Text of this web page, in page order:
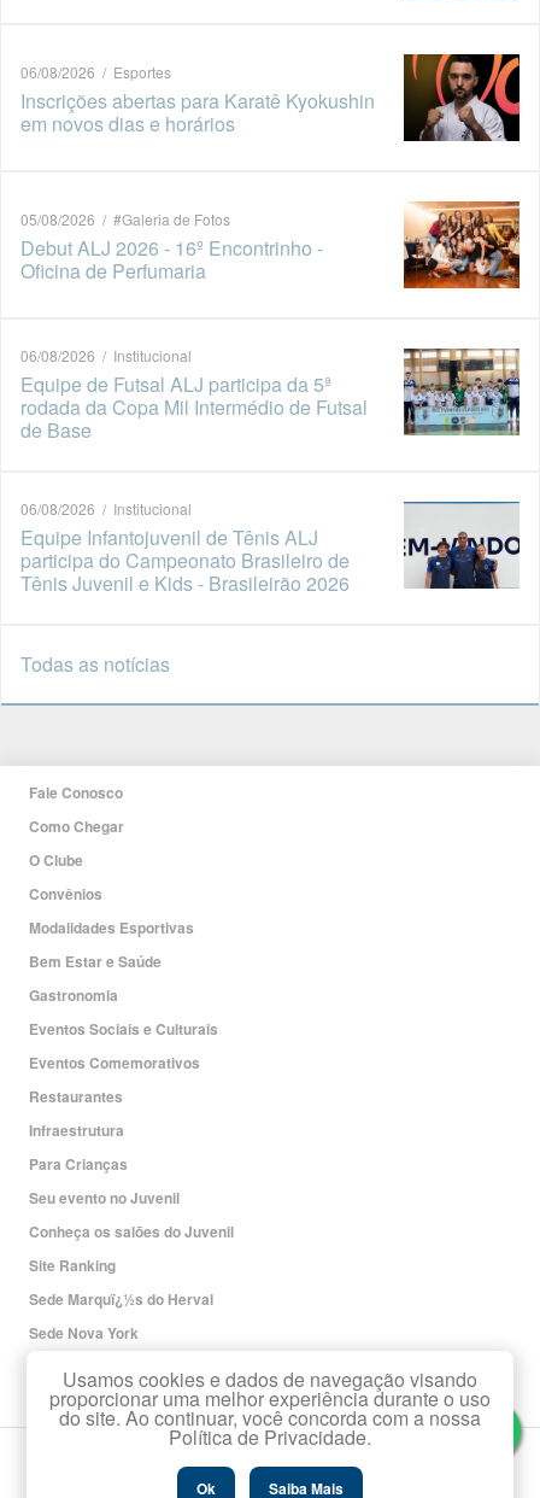
06/08/2026 / Esportes
Inscrições abertas para Karatê Kyokushin
em novos dias e horários
05/08/2026 / #Galeria de Fotos
Debut ALJ 2026 - 16º Encontrinho -
Oficina de Perfumaria
06/08/2026 / Institucional
Equipe de Futsal ALJ participa da 5ª
rodada da Copa Mil Intermédio de Futsal
de Base
06/08/2026 / Institucional
Equipe Infantojuvenil de Tênis ALJ
participa do Campeonato Brasileiro de
Tênis Juvenil e Kids - Brasileirão 2026
Todas as notícias
Fale Conosco
Como Chegar
O Clube
Convênios
Modalidades Esportivas
Bem Estar e Saúde
Gastronomia
Eventos Sociais e Culturais
Eventos Comemorativos
Restaurantes
Infraestrutura
Para Crianças
Seu evento no Juvenil
Conheça os salões do Juvenil
Site Ranking
Sede Marquï¿½s do Herval
Sede Nova York
Todos os direitos reservados.
Usamos cookies e dados de navegação visando
proporcionar uma melhor experiência durante o uso
do site. Ao continuar, você concorda com a nossa
Política de Privacidade.
Ok Saiba Mais